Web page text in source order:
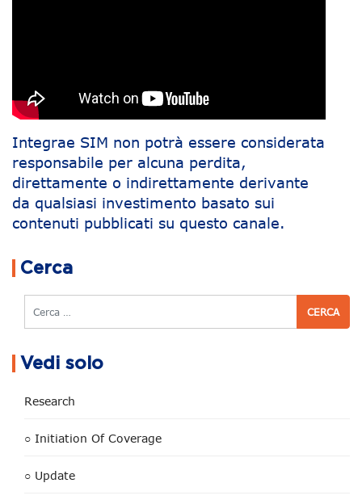
Integrae SIM non potrà essere considerata
responsabile per alcuna perdita,
direttamente o indirettamente derivante
da qualsiasi investimento basato sui
contenuti pubblicati su questo canale.
Cerca
Cerca
Vedi solo
Research
○ Initiation Of Coverage
○ Update